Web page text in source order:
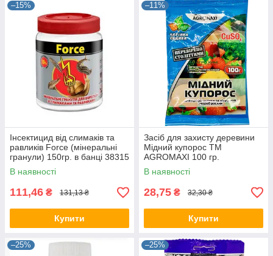
–15%
Інсектицид від слимаків та
равликів Force (мінеральні
гранули) 150гр. в банці 38315
В наявності
111,46 ₴ 131,13 ₴
Купити
–11%
Засіб для захисту деревини
Мідний купорос ТМ
AGROMAXI 100 гр.
В наявності
28,75 ₴ 32,30 ₴
Купити
–25% –25%